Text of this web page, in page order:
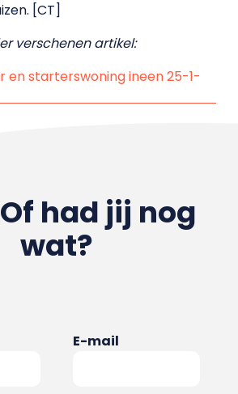
[CT]
verschenen artikel:
en starterswoning ineen 25-1-
had jij nog
wat?
E-mail